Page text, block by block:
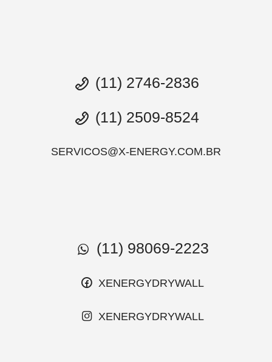
(11) 2746-2836
(11) 2509-8524
SERVICOS@X-ENERGY.COM.BR
(11) 98069-2223
XENERGYDRYWALL
XENERGYDRYWALL